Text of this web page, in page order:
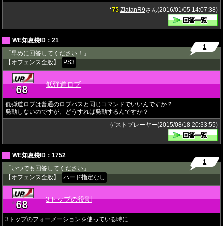
★75 ZlatanR9さん(2016/01/05 14:07:38)
WE知恵袋ID： 21
「早めに回答してください！」
【オフェンス全般】
PS3
1
★68 低弾道ロブ
低弾道ロブは普通のロブパスと同じコマンドでいいんですか？
発動しないのですが、どうすれば発動するんですか？
ゲストプレーヤー(2015/08/18 20:33:55)
WE知恵袋ID： 1752
「いつでも回答してください」
【オフェンス全般】
ハード指定なし
1
★68 3トップの役割
3トップのフォーメーションを使っている時に